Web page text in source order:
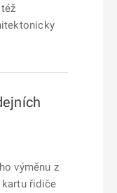
výměnu z
řidiče